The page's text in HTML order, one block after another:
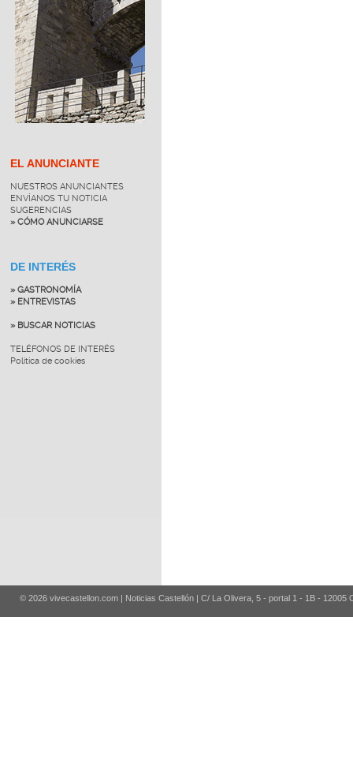
EL ANUNCIANTE
NUESTROS ANUNCIANTES
ENVÍANOS TU NOTICIA
SUGERENCIAS
» CÓMO ANUNCIARSE
DE INTERÉS
» GASTRONOMÍA
» ENTREVISTAS
» BUSCAR NOTICIAS
TELÉFONOS DE INTERÉS
Política de cookies
© 2026 vivecastellon.com | Noticias Castellón | C/ La Olivera, 5 - portal 1 - 1B - 12005